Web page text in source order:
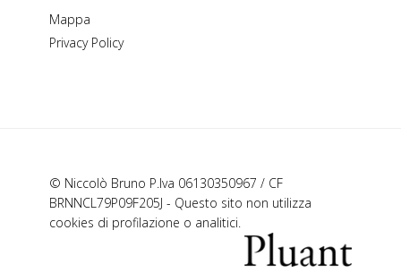
Mappa
Privacy Policy
© Niccolò Bruno P.Iva 06130350967 / CF
BRNNCL79P09F205J - Questo sito non utilizza
cookies di profilazione o analitici.